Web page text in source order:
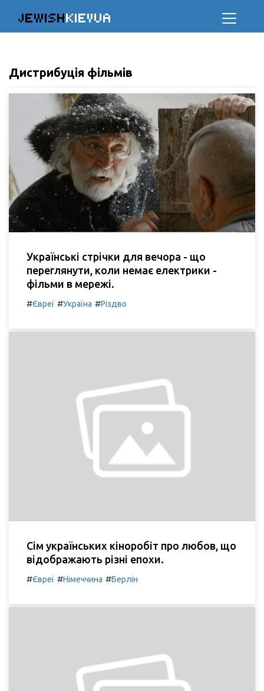
JEWISHKIEVUA
Дистрибуція фільмів
Українські стрічки для вечора - що
переглянути, коли немає електрики -
фільми в мережі.
#Євреї #Україна #Різдво
Сім українських кіноробіт про любов, що
відображають різні епохи.
#Євреї #Німеччина #Берлін